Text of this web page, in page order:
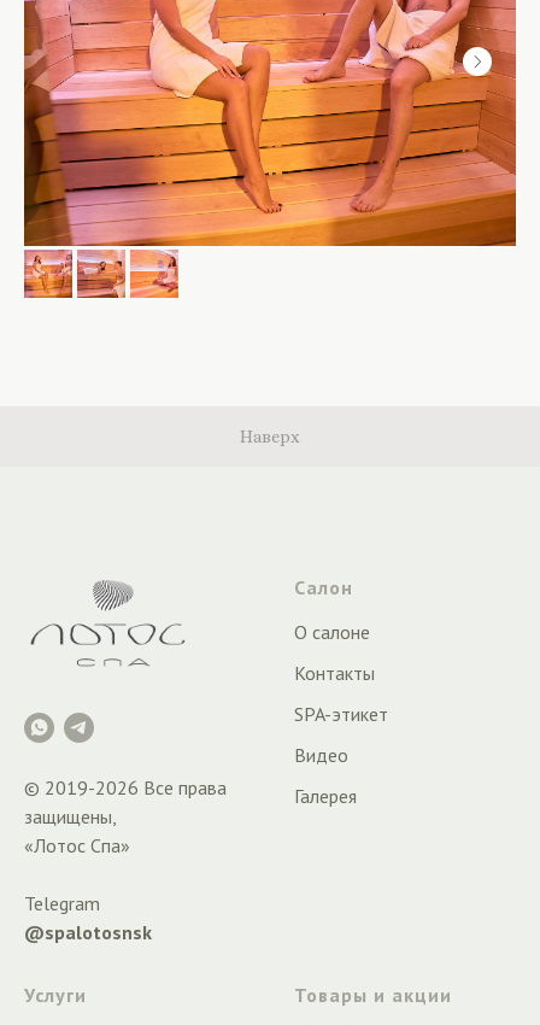
Наверх
© 2019-2026 Все права
защищены,
«Лотос Спа»
Telegram
@spalotosnsk
Салон
О салоне
Контакты
SPA-этикет
Видео
Галерея
Услуги
Товары и акции